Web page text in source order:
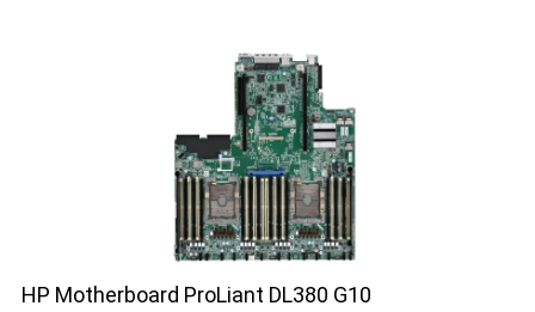
HP Motherboard ProLiant DL380 G10